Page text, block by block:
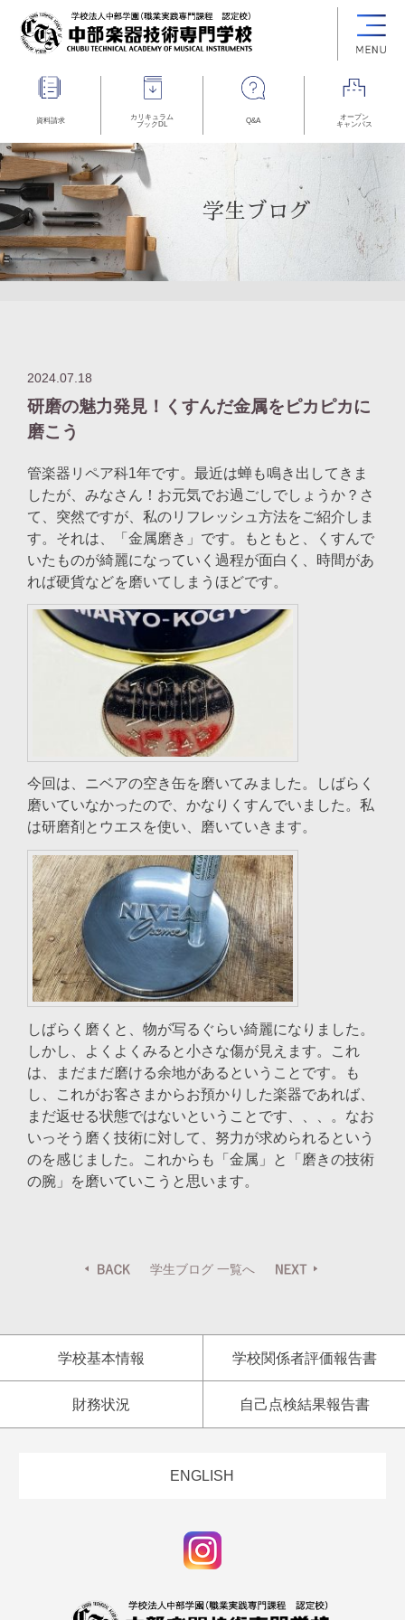
資料請求
カリキュラム
ブックDL
Q&A
オープン
キャンパス
学生ブログ
2024.07.18
研磨の魅力発見！くすんだ金属をピカピカに
磨こう
管楽器リペア科1年です。最近は蝉も鳴き出してきま
したが、みなさん！お元気でお過ごしでしょうか？さ
て、突然ですが、私のリフレッシュ方法をご紹介しま
す。それは、「金属磨き」です。もともと、くすんで
いたものが綺麗になっていく過程が面白く、時間があ
れば硬貨などを磨いてしまうほどです。
今回は、ニベアの空き缶を磨いてみました。しばらく
磨いていなかったので、かなりくすんでいました。私
は研磨剤とウエスを使い、磨いていきます。
しばらく磨くと、物が写るぐらい綺麗になりました。
しかし、よくよくみると小さな傷が見えます。これ
は、まだまだ磨ける余地があるということです。も
し、これがお客さまからお預かりした楽器であれば、
まだ返せる状態ではないということです、、、。なお
いっそう磨く技術に対して、努力が求められるという
のを感じました。これからも「金属」と「磨きの技術
の腕」を磨いていこうと思います。
学生ブログ 一覧へ
学校基本情報 学校関係者評価報告書
財務状況 自己点検結果報告書
ENGLISH